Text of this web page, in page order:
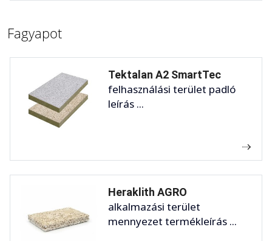
Fagyapot
Tektalan A2 SmartTec
felhasználási terület padló
leírás ...
Heraklith AGRO
alkalmazási terület
mennyezet termékleírás ...